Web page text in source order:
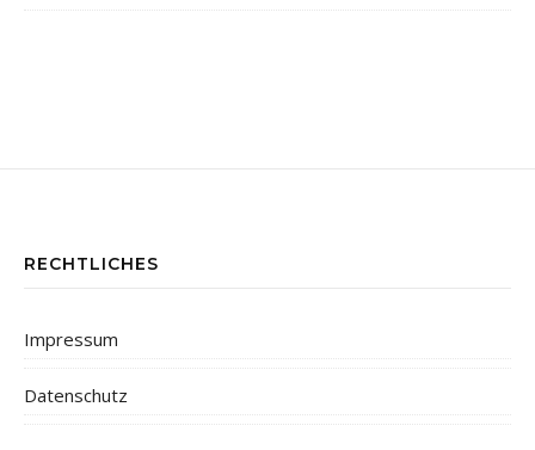
RECHTLICHES
Impressum
Datenschutz